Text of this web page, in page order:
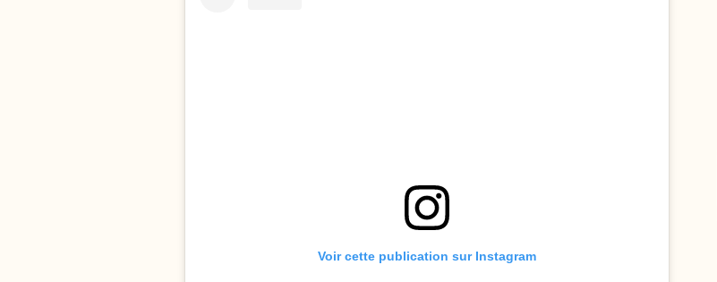
Voir cette publication sur Instagram